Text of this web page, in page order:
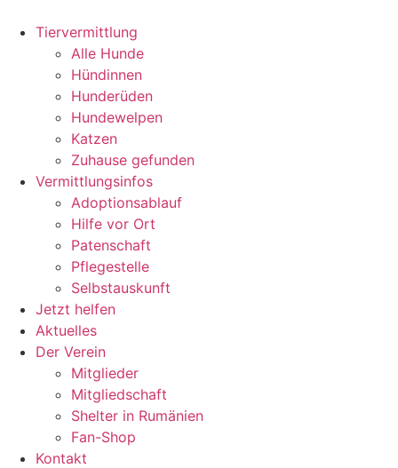
Inhalt
wechseln
Tiervermittlung
Alle Hunde
Hündinnen
Hunderüden
Hundewelpen
Katzen
Zuhause gefunden
Vermittlungsinfos
Adoptionsablauf
Hilfe vor Ort
Patenschaft
Pflegestelle
Selbstauskunft
Jetzt helfen
Aktuelles
Der Verein
Mitglieder
Mitgliedschaft
Shelter in Rumänien
Fan-Shop
Kontakt